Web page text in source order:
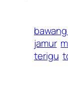
jamur
terigu